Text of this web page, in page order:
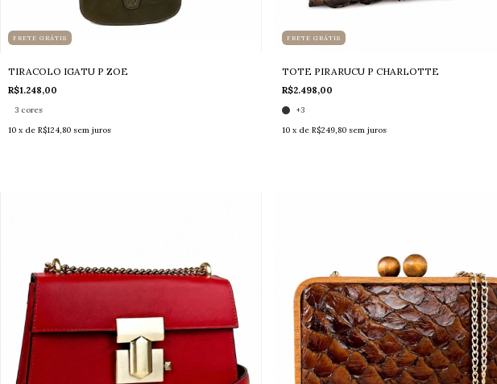
FRETE GRÁTIS
TIRACOLO IGATU P ZOE
R$1.248,00
3 cores
10 x de R$124,80 sem juros
FRETE GRÁTIS
TOTE PIRARUCU P CHARLOTTE
R$2.498,00
+3
10 x de R$249,80 sem juros